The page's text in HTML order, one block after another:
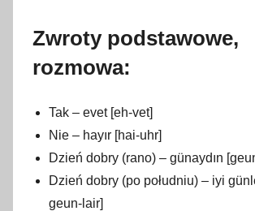
Zwroty podstawowe,
rozmowa:
Tak – evet [eh-vet]
Nie – hayır [hai-uhr]
Dzień dobry (rano) – günaydın
Dzień dobry (po południu) – iyi
geun-lair]